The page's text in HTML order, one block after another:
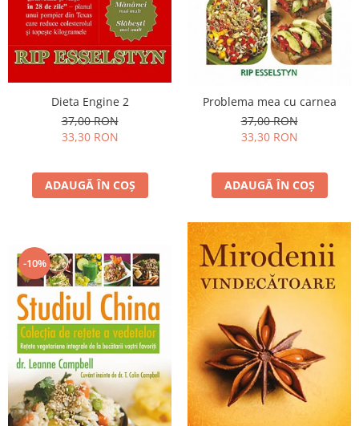
Dieta Engine 2
37,00 RON
33,30 RON
ADAUGĂ ÎN COȘ
Problema mea cu carnea
37,00 RON
33,30 RON
ADAUGĂ ÎN COȘ
-10%